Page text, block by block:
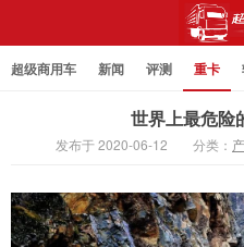
超级商用车 新闻 评测 重卡
世界上最危险
发布于 2020-06-12 分类：